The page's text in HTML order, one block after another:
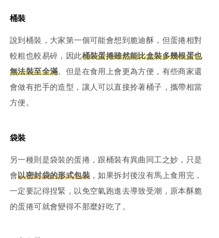
桶裝
說到桶裝，大家第一個可能會想到脆迪酥，但蛋捲相對
較粗也較易碎，因此桶裝蛋捲雖然能比盒裝多幾根蛋也
無法裝至全滿。但是在食用上會更為方便，有些商家還
會做有把手的造型，讓人可以直接拎著桶子，攜帶相當
方便。
袋裝
另一種則是袋裝的蛋捲，跟桶裝有異曲同工之妙，只是
會以密封袋的形式包裝 ，如果拆封後沒有馬上食用完，
一定要記得捏緊，以免空氣跑進去導致受潮，原本酥脆
的蛋捲可就會變得不那麼好吃了。